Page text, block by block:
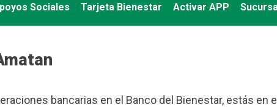
Sociales Tarjeta Bienestar Activar APP
bancarias en el Banco del Bienestar, estás en